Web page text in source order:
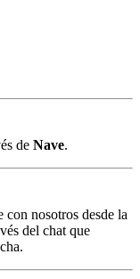
de Nave.
con nosotros desde la
del chat que